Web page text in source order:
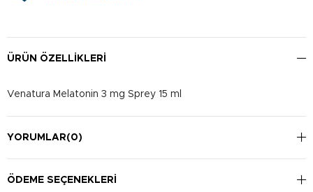
ÜRÜN ÖZELLIKLERI
Venatura Melatonin 3 mg Sprey 15 ml
YORUMLAR(0)
ÖDEME SEÇENEKLERI